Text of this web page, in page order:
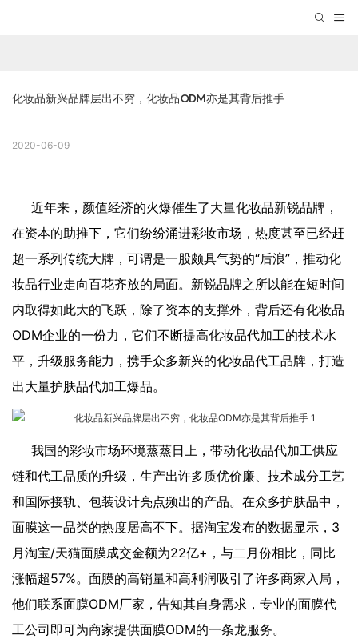
化妆品新兴品牌层出不穷，化妆品ODM亦是其背后推手
2020-06-09
近年来，颜值经济的火爆催生了大量化妆品新锐品牌，
在资本的助推下，它们纷纷涌进彩妆市场，热度甚至已经赶
超一系列传统大牌，可谓是一股颇具气势的“后浪”，推动化
妆品行业走向百花齐放的局面。新锐品牌之所以能在短时间
内取得如此大的飞跃，除了资本的支撑外，背后还有化妆品
ODM企业的一份力，它们不断提高化妆品代加工的技术水
平，升级服务能力，携手众多新兴的化妆品代工品牌，打造
出大量护肤品代加工爆品。
我国的彩妆市场环境蒸蒸日上，带动化妆品代加工供应
链和代工品质的升级，生产出许多质优价廉、技术成分工艺
和国际接轨、包装设计亮点频出的产品。在众多护肤品中，
面膜这一品类的热度居高不下。据淘宝发布的数据显示，3
月淘宝/天猫面膜成交金额为22亿+，与二月份相比，同比
涨幅超57%。面膜的高销量和高利润吸引了许多商家入局，
他们联系面膜ODM厂家，告知其自身需求，专业的面膜代
工公司即可为商家提供面膜ODM的一条龙服务。